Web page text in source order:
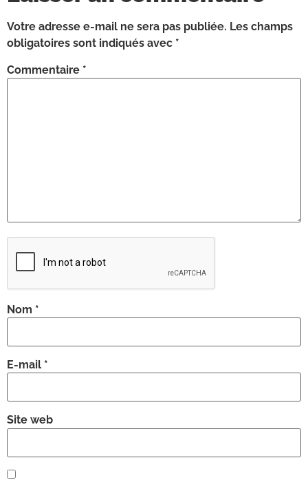
Votre adresse e-mail ne sera pas publiée. Les champs
obligatoires sont indiqués avec *
Commentaire *
Nom *
E-mail *
Site web